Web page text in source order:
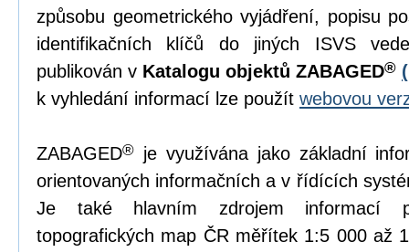
způsobu geometrického vyjádření, popisu
identifikačních klíčů do jiných ISVS
publikován v Katalogu objektů ZABAGED®
k vyhledání informací lze použít webovou
ZABAGED® je využívána jako základní
orientovaných informačních a v řídících
Je také hlavním zdrojem informací
topografických map ČR měřítek 1:5 000 až